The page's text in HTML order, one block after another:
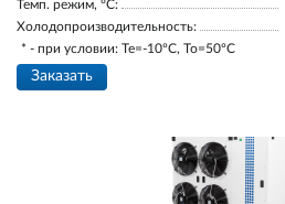
Темп. режим, °С:
Холодопроизводительность:
* - при условии: Te=-10ºC, To=50ºC
Заказать